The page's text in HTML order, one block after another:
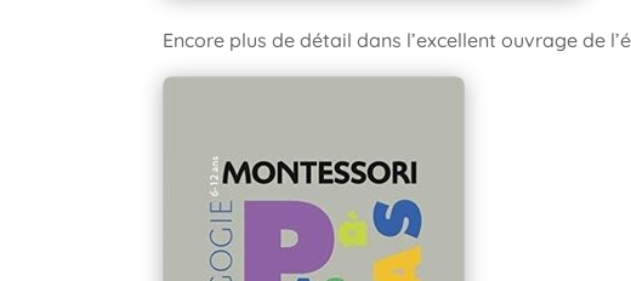
Encore plus de détail dans l’excellent ouvrage de